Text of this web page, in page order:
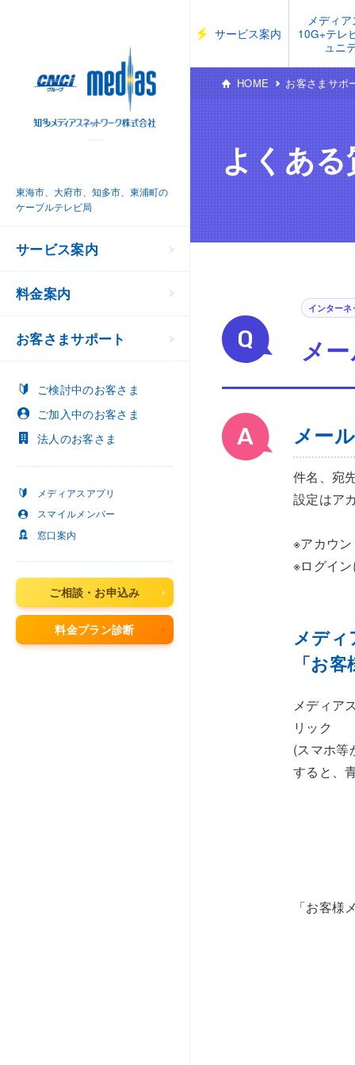
東海市、大府市、知多市、東浦町の
ケーブルテレビ局
サービス案内
料金案内
お客さまサポート
ご検討中のお客さま
ご加入中のお客さま
法人 のお客さま
メディアスアプリ
スマイルメンバー
窓口案内
ご相談・お申込み
料金プラン診断
サービス案内
メディ
10G+テレ
ュニ
HOME お客さまサポ
よくあ
インターネ
メ
メー
件名、宛
設定はア
※アカウ
※ログイ
メデ
「お
メディア
リック
(スマホ等
すると、
「お客様